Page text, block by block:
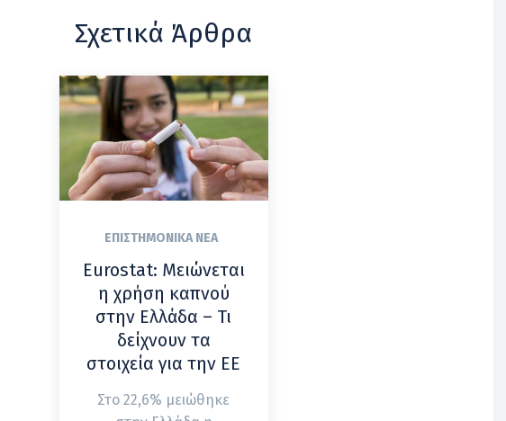
Σχετικά Άρθρα
ΕΠΙΣΤΗΜΟΝΙΚΆ ΝΈΑ
Eurostat: Μειώνεται
η χρήση καπνού
στην Ελλάδα – Τι
δείχνουν τα
στοιχεία για την ΕΕ
Στο 22,6% μειώθηκε